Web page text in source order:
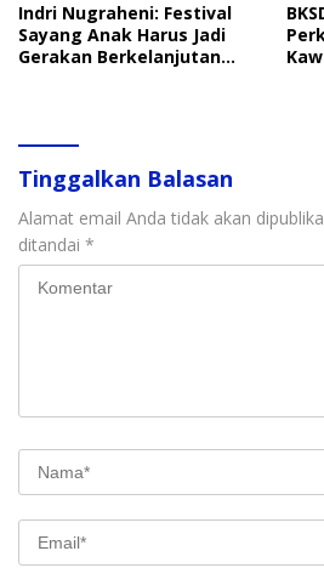
Indri Nugraheni: Festival
Sayang Anak Harus Jadi
Gerakan Berkelanjutan
Tinggalkan Balasan
Alamat email Anda tidak akan
ditandai *